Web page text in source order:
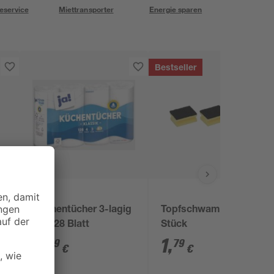
Miettransporter Energie sparen
Ja!
Küchentücher 3-lagig
4 x 128 Blatt
89 €
Bestseller
Topfschwamm 3
Stück
1,79 €